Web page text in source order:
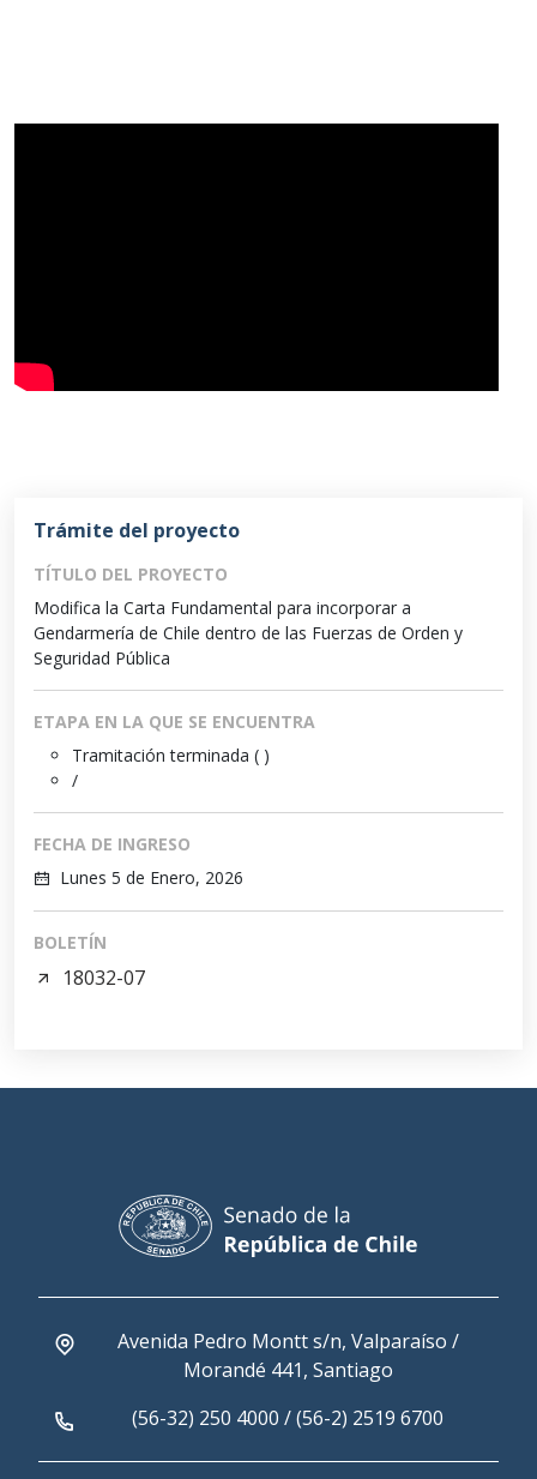
Trámite del proyecto
TÍTULO DEL PROYECTO
Modifica la Carta Fundamental para incorporar a
Gendarmería de Chile dentro de las Fuerzas de Orden y
Seguridad Pública
ETAPA EN LA QUE SE ENCUENTRA
Tramitación terminada ( )
/
FECHA DE INGRESO
Lunes 5 de Enero, 2026
BOLETÍN
18032-07
Avenida Pedro Montt s/n, Valparaíso /
Morandé 441, Santiago
(56-32) 250 4000 / (56-2) 2519 6700